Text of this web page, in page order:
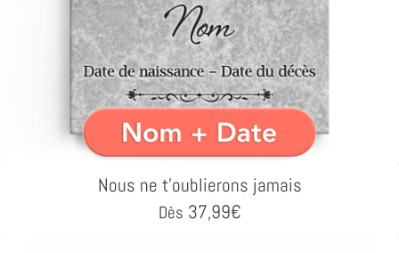
Nous ne t'oublierons jamais
Dès 37,99€